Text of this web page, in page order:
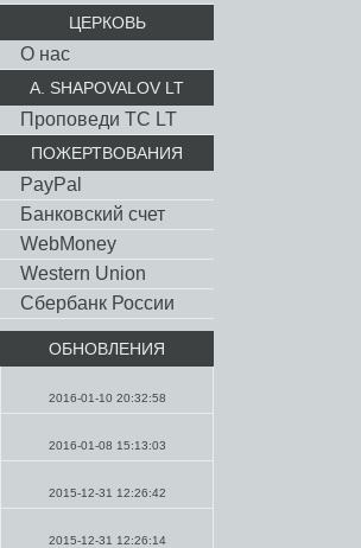
ЦЕРКОВЬ
О нас
A. SHAPOVALOV LT
Проповеди TC LT
ПОЖЕРТВОВАНИЯ
PayPal
Банковский счет
WebMoney
Western Union
Сбербанк России
ОБНОВЛЕНИЯ
2016-01-10 20:32:58
2016-01-08 15:13:03
2015-12-31 12:26:42
2015-12-31 12:26:14